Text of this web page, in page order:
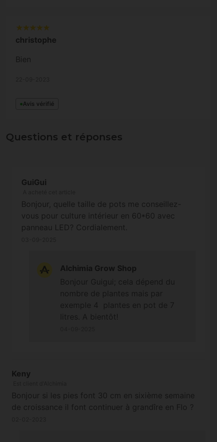
christophe
Bien
Avis vérifié
Questions et réponses
GuiGui
Bonjour, quelle taille de pots me conseillez-
vous pour culture intérieur en 60*60 avec
panneau LED? Cordialement.
Alchimia Grow Shop
Keny
Bonjour si les pies font 30 cm en sixième semaine
de croissance il font continuer à grandîre en Flo ?